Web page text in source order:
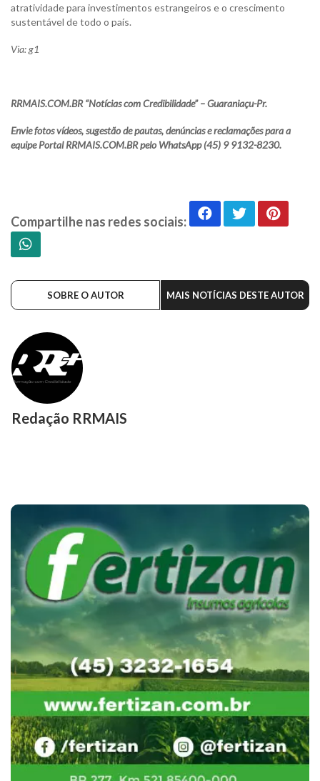
atratividade para investimentos estrangeiros e o crescimento
sustentável de todo o país.
Via: g1
RRMAIS.COM.BR “Notícias com Credibilidade” – Guaraniaçu-Pr.
Envie fotos vídeos, sugestão de pautas, denúncias e reclamações para a
equipe Portal RRMAIS.COM.BR pelo WhatsApp (45) 9 9132-8230.
Compartilhe nas redes sociais:
SOBRE O AUTOR MAIS NOTÍCIAS DESTE AUTOR
Redação RRMAIS
Cotações